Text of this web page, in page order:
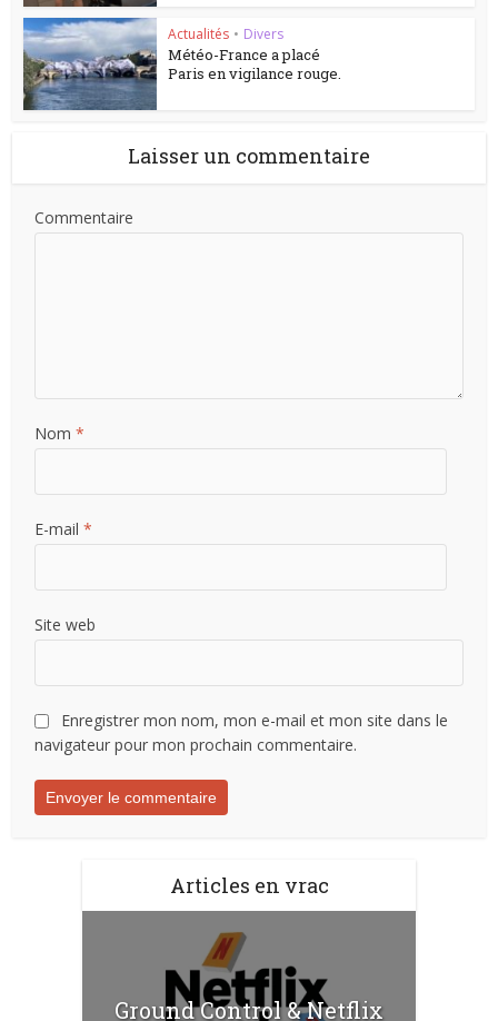
Actualités • Divers
Météo-France a placé
Paris en vigilance rouge.
Laisser un commentaire
Commentaire
Nom*
E-mail*
Site web
Enregistrer mon nom, mon e-mail et mon site dans le
navigateur pour mon prochain commentaire.
Articles en vrac
Ground Control & Netflix